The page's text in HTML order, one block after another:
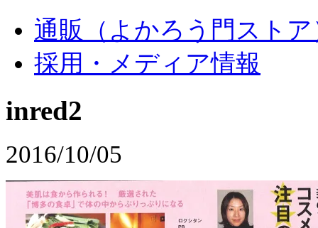
通販（よかろう門ストア
採用・メディア情報
inred2
2016/10/05